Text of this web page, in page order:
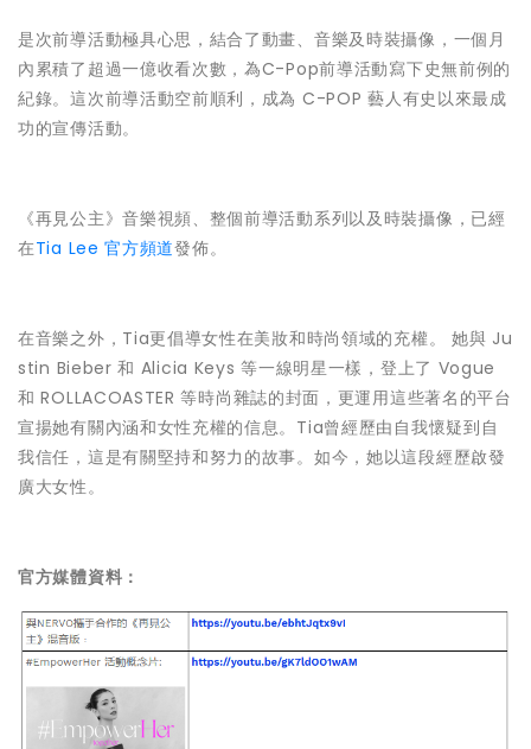
是次前導活動極具心思，結合了動畫、音樂及時裝攝像，一個月
內累積了超過一億收看次數，為C-Pop前導活動寫下史無前例的
紀錄。這次前導活動空前順利，成為 C-POP 藝人有史以來最成
功的宣傳活動。
《再見公主》音樂視頻、整個前導活動系列以及時裝攝像，已經
在Tia Lee 官方頻道發佈。
在音樂之外，Tia更倡導女性在美妝和時尚領域的充權。 她與 Ju
stin Bieber 和 Alicia Keys 等一線明星一樣，登上了 Vogue
和 ROLLACOASTER 等時尚雜誌的封面，更運用這些著名的平台
宣揚她有關內涵和女性充權的信息。Tia曾經歷由自我懷疑到自
我信任，這是有關堅持和努力的故事。如今，她以這段經歷啟發
廣大女性。
官方媒體資料：